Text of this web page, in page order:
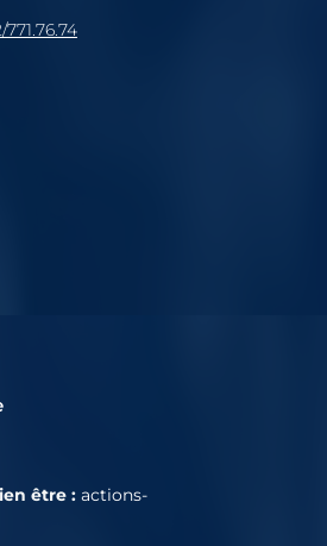
771.76.74
être : actions-